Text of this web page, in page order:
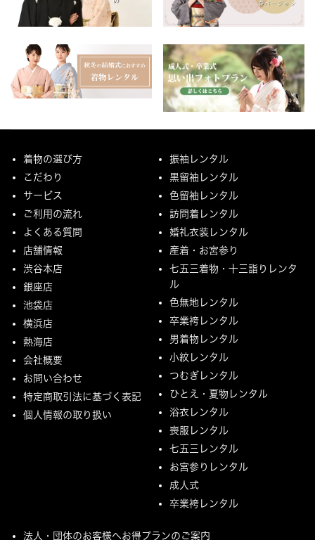
着物の選び方
こだわり
サービス
ご利用の流れ
よくある質問
店舗情報
渋谷本店
銀座店
池袋店
横浜店
熱海店
会社概要
お問い合わせ
特定商取引法に基づく表記
個人情報の取り扱い
振袖レンタル
黒留袖レンタル
色留袖レンタル
訪問着レンタル
婚礼衣装レンタル
産着・お宮参り
七五三着物・十三詣りレンタ
ル
色無地レンタル
卒業袴レンタル
男着物レンタル
小紋レンタル
つむぎレンタル
ひとえ・夏物レンタル
浴衣レンタル
喪服レンタル
七五三レンタル
お宮参りレンタル
成人式
卒業袴レンタル
法人・団体のお客様へお得プランのご案内